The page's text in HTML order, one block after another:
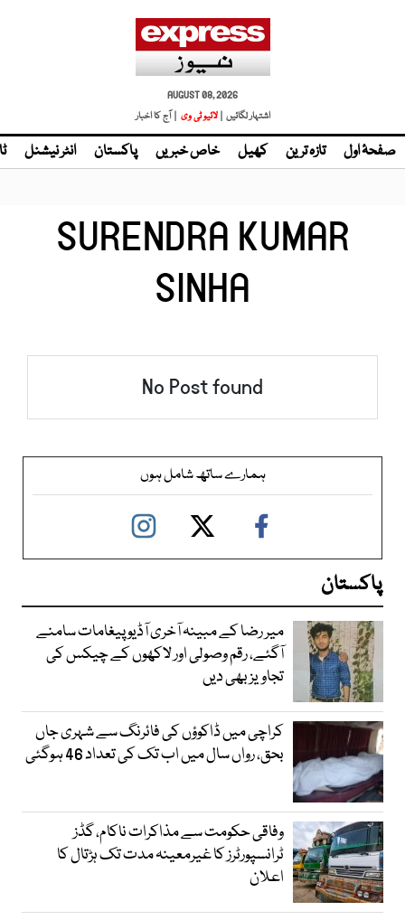
AUGUST 08, 2026
اشتہار لگائیں | لائیو ٹی وی | آج کا اخبار
صفحۂ اول تازہ ترین کھیل خاص خبریں پاکستان انٹر نیشنل
SURENDRA KUMAR
SINHA
No Post found
ہمارے ساتھ شامل ہوں
پاکستان
میر رضا کے مبینہ آخری آڈیو پیغامات سامنے
آگئے، رقم وصولی اور لاکھوں کے چیکس کی
تجاویز بھی دیں
کراچی میں ڈاکوؤں کی فائرنگ سے شہری جاں
بحق، رواں سال میں اب تک کی تعداد 46 ہوگئی
وفاقی حکومت سے مذاکرات ناکام، گڈز
ٹرانسپورٹرز کا غیرمعینہ مدت تک ہڑتال کا
اعلان